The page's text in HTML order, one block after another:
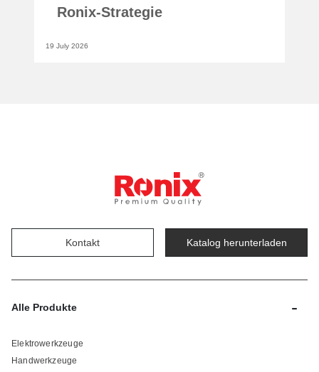
Großhändler lohnt
29 June 2026
Kontakt Katalog herunterladen
Alle Produkte -
Elektrowerkzeuge
Handwerkzeuge